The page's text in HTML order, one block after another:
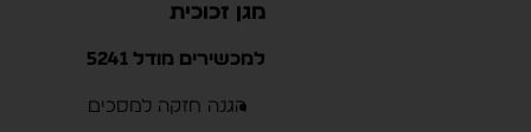
מגן זכוכית
למכשירים מודל 5241
הגנה חזקה למסכים